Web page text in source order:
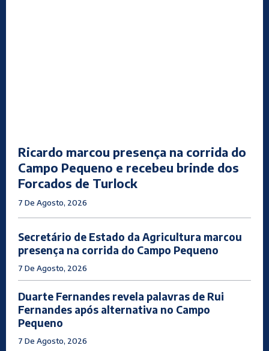
Ricardo marcou presença na corrida do
Campo Pequeno e recebeu brinde dos
Forcados de Turlock
7 De Agosto, 2026
Secretário de Estado da Agricultura marcou
presença na corrida do Campo Pequeno
7 De Agosto, 2026
Duarte Fernandes revela palavras de Rui
Fernandes após alternativa no Campo
Pequeno
7 De Agosto, 2026